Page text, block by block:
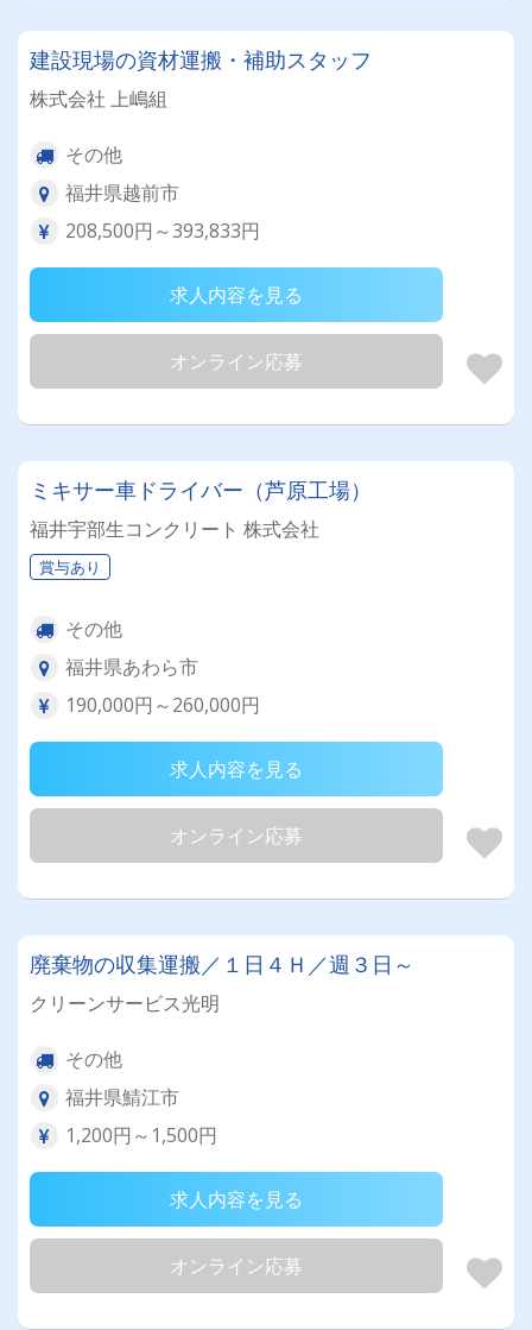
建設現場の資材運搬・補助スタッフ
株式会社 上嶋組
その他
福井県越前市
208,500円～393,833円
求人内容を見る
オンライン応募
ミキサー車ドライバー（芦原工場）
福井宇部生コンクリート 株式会社
賞与あり
その他
福井県あわら市
190,000円～260,000円
求人内容を見る
オンライン応募
廃棄物の収集運搬／１日４Ｈ／週３日～
クリーンサービス光明
その他
福井県鯖江市
1,200円～1,500円
求人内容を見る
オンライン応募